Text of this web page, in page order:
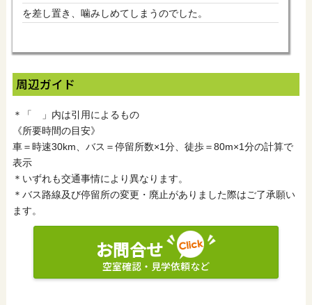
を差し置き、噛みしめてしまうのでした。
周辺ガイド
＊「 」内は引用によるもの
《所要時間の目安》
車＝時速30km、バス＝停留所数×1分、徒歩＝80m×1分の計算で
表示
＊いずれも交通事情により異なります。
＊バス路線及び停留所の変更・廃止がありました際はご了承願い
ます。
お問合せ
空室確認・見学依頼など